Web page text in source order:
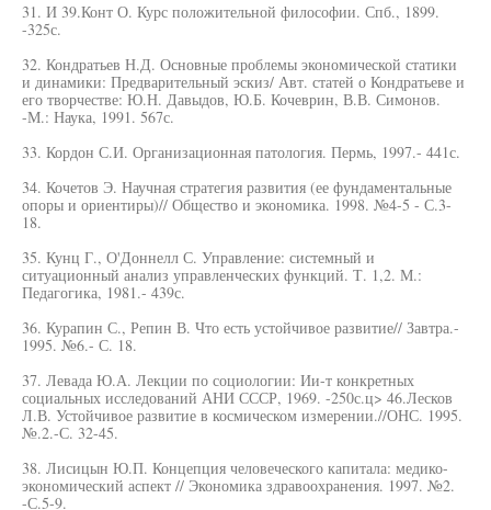
31. И 39.Конт О. Курс положительной философии. Спб., 1899.
-325с.
32. Кондратьев Н.Д. Основные проблемы экономической статики
и динамики: Предварительный эскиз/ Авт. статей о Кондратьеве и
его творчестве: Ю.Н. Давыдов, Ю.Б. Кочеврин, В.В. Симонов.
-М.: Наука, 1991. 567с.
33. Кордон С.И. Организационная патология. Пермь, 1997.- 441с.
34. Кочетов Э. Научная стратегия развития (ее фундаментальные
опоры и ориентиры)// Общество и экономика. 1998. №4-5 - С.3-
18.
35. Кунц Г., О'Доннелл С. Управление: системный и
ситуационный анализ управленческих функций. Т. 1,2. М.:
Педагогика, 1981.- 439с.
36. Курапин С., Репин В. Что есть устойчивое развитие// Завтра.-
1995. №6.- С. 18.
37. Левада Ю.А. Лекции по социологии: Ии-т конкретных
социальных исследований АНИ СССР, 1969. -250с.ц> 46.Лесков
Л.В. Устойчивое развитие в космическом измерении.//ОНС. 1995.
№.2.-С. 32-45.
38. Лисицын Ю.П. Концепция человеческого капитала: медико-
экономический аспект // Экономика здравоохранения. 1997. №2.
-С.5-9.